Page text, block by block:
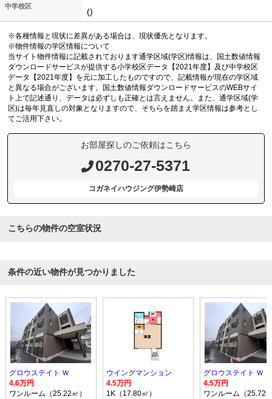
中学校区
()
※各種情報と現状に差異がある場合は、現状優先となります。
※物件情報の学区情報について
当サイト物件情報に記載されております通学区域(学区)情報は、国土数値情報
ダウンロードサービスが提供する小学校区データ【2021年度】及び中学校区
データ【2021年度】を元に加工したものですので、記載情報が現在の学区域
と異なる場合がございます。国土数値情報ダウンロードサービスのWEBサイ
ト上で記述通り、データは必ずしも正確とは言えません。また、通学区域(学
区)は毎年見直しの対象となりますので、そちらを踏まえ学区情報は参考とし
てご活用下さい。
お部屋探しのご依頼はこちら
0270-27-5371
コガネイハウジング伊勢崎店
こちらの物件の空室状況
条件の近い物件が見つかりました
グロウステイト Ｗ
4.6万円
ワンルーム（25.22㎡）
ウイングマンション
4.5万円
1K（17.80㎡）
グロウステイト Ｗ
4.5万円
ワンルーム（25.72